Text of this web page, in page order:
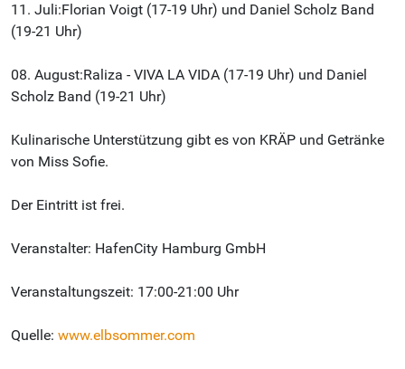
11. Juli:Florian Voigt (17-19 Uhr) und Daniel Scholz Band
(19-21 Uhr)
08. August:Raliza - VIVA LA VIDA (17-19 Uhr) und Daniel
Scholz Band (19-21 Uhr)
Kulinarische Unterstützung gibt es von KRÄP und Getränke
von Miss Sofie.
Der Eintritt ist frei.
Veranstalter: HafenCity Hamburg GmbH
Veranstaltungszeit: 17:00-21:00 Uhr
Quelle: www.elbsommer.com